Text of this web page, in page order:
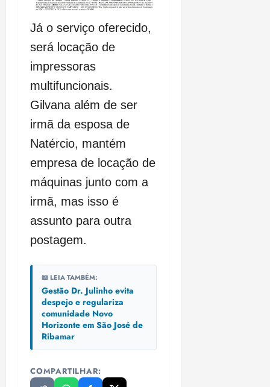
Já o serviço oferecido,
será locação de
impressoras
multifuncionais.
Gilvana além de ser
irmã da esposa de
Natércio, mantém
empresa de locação de
máquinas junto com a
irmã, mas isso é
assunto para outra
postagem.
📖 LEIA TAMBÉM:
Gestão Dr. Julinho evita
despejo e regulariza
comunidade Novo
Horizonte em São José de
Ribamar
COMPARTILHAR: